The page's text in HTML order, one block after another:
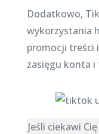
Dodatkowo,
wykorzystania
promocji treści
zasięgu konta i
Jeśli ciekawi